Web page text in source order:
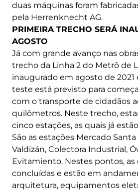
duas máquinas foram
pela Herrenknecht AG.
PRIMEIRA TRECHO SERÁ
AGOSTO
Já com grande avanço nas
trecho da Linha 2 do Metrô de
inaugurado em agosto de 2021
teste está previsto para
com o transporte de cidadãos
quilômetros. Neste trecho,
cinco estações, as quais já
São as estações Mercado
Valdizán, Colectora Industrial,
Evitamiento. Nestes pontos, as
concluídas e estão em
arquitetura, equipamentos